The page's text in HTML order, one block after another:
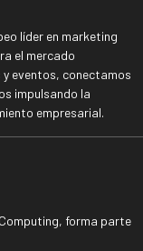
líder en marketing
el mercado
eventos, conectamos
impulsando la
empresarial.
forma parte